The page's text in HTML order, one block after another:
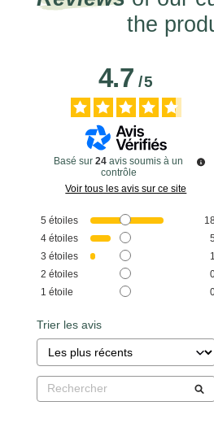
the
4.7/5
Basé sur24 avis soumis à un
contrôle
Voir tous les avis sur ce site
5 étoiles
4 étoiles
5
3 étoiles
1
2 étoiles
1 étoile
Trier les avis